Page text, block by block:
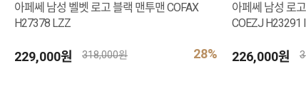
아페쎄 남성 벨벳 로고 블랙 맨투맨 COFAX
H27378 LZZ
229,000원 28%
318,000원
아페쎄 남성 로
COEZJ H23291
226,000원